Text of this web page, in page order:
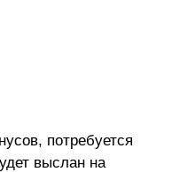
потребуется
выслан на